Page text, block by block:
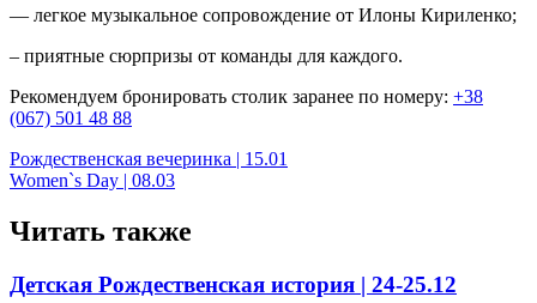
— легкое музыкальное сопровождение от Илоны Кириленко;
– приятные сюрпризы от команды для каждого.
Рекомендуем бронировать столик заранее по номеру: +38
(067) 501 48 88
Навигация
по
записям
Рождественская вечеринка | 15.01
Women`s Day | 08.03
Читать также
Детская Рождественская история | 24-25.12